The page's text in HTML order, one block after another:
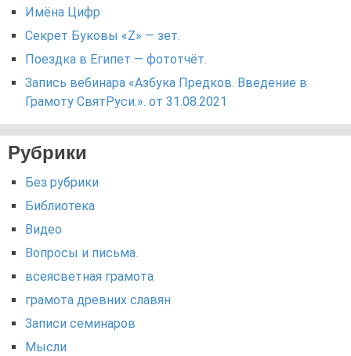
Имёна Цифр
Секрет Буковы «Z» — зет.
Поездка в Египет — фототчёт.
Запись вебинара «Азбука Предков. Введение в
Грамоту СвятРуси.». от 31.08.2021
Рубрики
Без рубрики
Библиотека
Видео
Вопросы и письма.
всеясветная грамота
грамота древних славян
Записи семинаров
Мысли